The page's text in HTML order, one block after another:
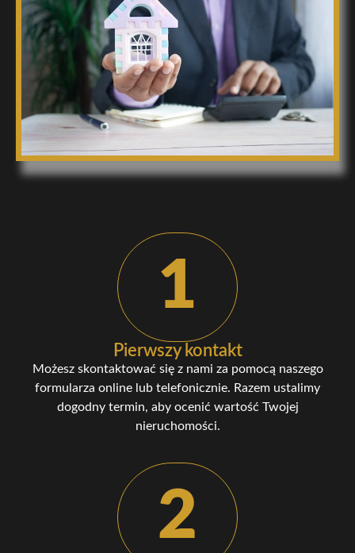
1
Pierwszy kontakt
Możesz skontaktować się z nami za pomocą naszego
formularza online lub telefonicznie. Razem ustalimy
dogodny termin, aby ocenić wartość Twojej
nieruchomości.
2